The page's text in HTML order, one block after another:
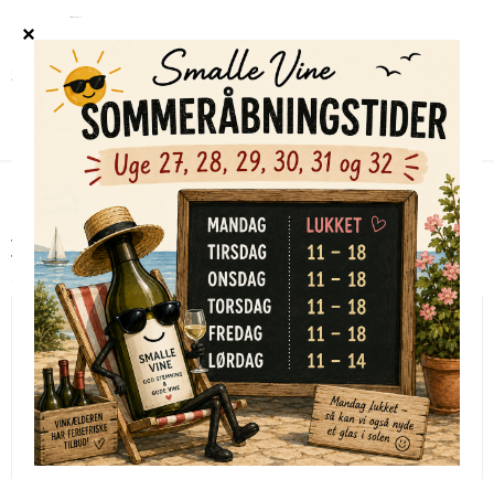
Shop / VINE EFTER PRIS /
Røde over 300,-
Røde over 300,-
TILBUD UDSOLGT